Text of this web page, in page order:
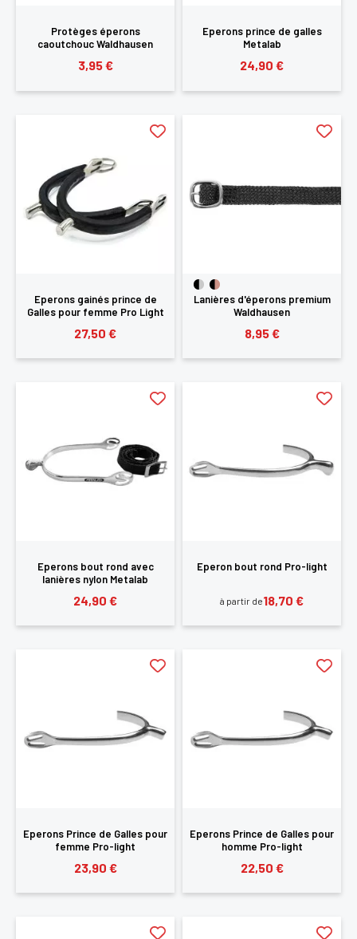
Protèges éperons
caoutchouc Waldhausen
3,95 €
Eperons prince de galles
Metalab
24,90 €
Eperons gainés prince de
Galles pour femme Pro Light
27,50 €
Lanières d'éperons premium
Waldhausen
8,95 €
Eperons bout rond avec
lanières nylon Metalab
24,90 €
Eperon bout rond Pro-light
à partir de18,70 €
Eperons Prince de Galles pour
femme Pro-light
23,90 €
Eperons Prince de Galles pour
homme Pro-light
22,50 €
ANNULER SE
CONNECTER